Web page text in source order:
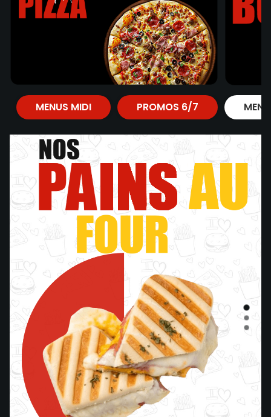
MENUS MIDI PROMOS 6/7